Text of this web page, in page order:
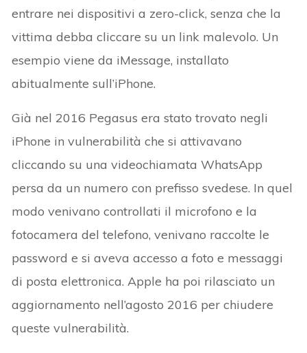
entrare nei dispositivi a zero-click, senza che la
vittima debba cliccare su un link malevolo. Un
esempio viene da iMessage, installato
abitualmente sull’iPhone.
Già nel 2016 Pegasus era stato trovato negli
iPhone in vulnerabilità che si attivavano
cliccando su una videochiamata WhatsApp
persa da un numero con prefisso svedese. In quel
modo venivano controllati il microfono e la
fotocamera del telefono, venivano raccolte le
password e si aveva accesso a foto e messaggi
di posta elettronica. Apple ha poi rilasciato un
aggiornamento nell’agosto 2016 per chiudere
queste vulnerabilità.